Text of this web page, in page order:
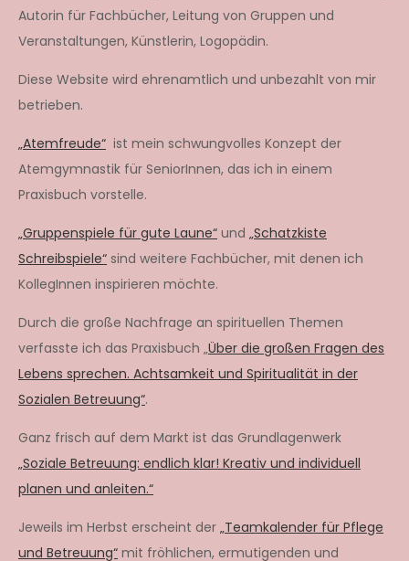
Autorin für Fachbücher, Leitung von Gruppen und
Veranstaltungen, Künstlerin, Logopädin.
Diese Website wird ehrenamtlich und unbezahlt von mir
betrieben.
„Atemfreude“ ist mein schwungvolles Konzept der
Atemgymnastik für SeniorInnen, das ich in einem
Praxisbuch vorstelle.
„Gruppenspiele für gute Laune“ und „Schatzkiste
Schreibspiele“ sind weitere Fachbücher, mit denen ich
KollegInnen inspirieren möchte.
Durch die große Nachfrage an spirituellen Themen
verfasste ich das Praxisbuch „Über die großen Fragen des
Lebens sprechen. Achtsamkeit und Spiritualität in der
Sozialen Betreuung“.
Ganz frisch auf dem Markt ist das Grundlagenwerk
„Soziale Betreuung: endlich klar! Kreativ und individuell
planen und anleiten.“
Jeweils im Herbst erscheint der „Teamkalender für Pflege
und Betreuung“ mit fröhlichen, ermutigenden und